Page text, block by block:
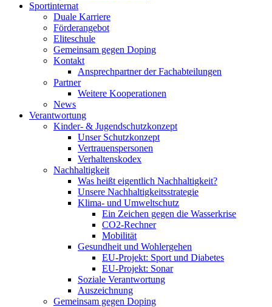
Sportinternat
Duale Karriere
Förderangebot
Eliteschule
Gemeinsam gegen Doping
Kontakt
Ansprechpartner der Fachabteilungen
Partner
Weitere Kooperationen
News
Verantwortung
Kinder- & Jugendschutzkonzept
Unser Schutzkonzept
Vertrauenspersonen
Verhaltenskodex
Nachhaltigkeit
Was heißt eigentlich Nachhaltigkeit?
Unsere Nachhaltigkeitsstrategie
Klima- und Umweltschutz
Ein Zeichen gegen die Wasserkrise
CO2-Rechner
Mobilität
Gesundheit und Wohlergehen
EU-Projekt: Sport und Diabetes
EU-Projekt: Sonar
Soziale Verantwortung
Auszeichnung
Gemeinsam gegen Doping